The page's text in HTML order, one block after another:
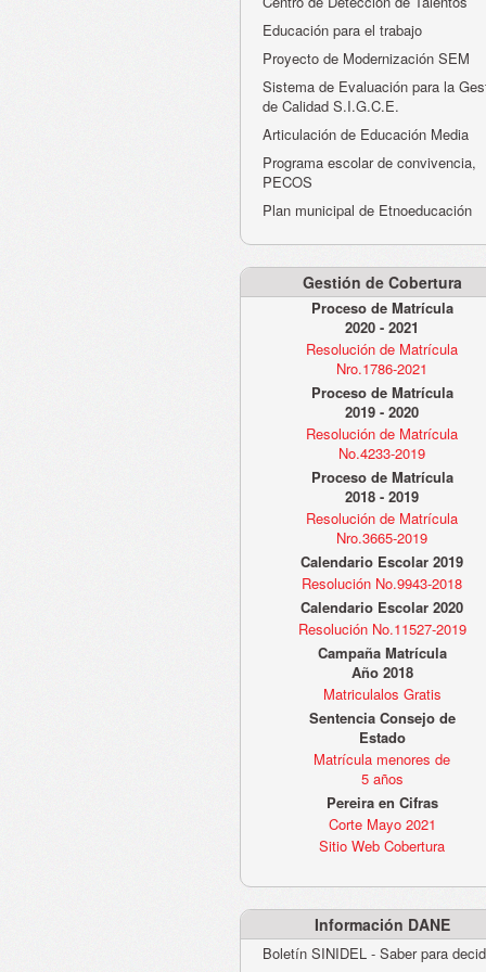
Educación para el trabajo
Proyecto de Modernización SEM
Sistema de Evaluación para la
de Calidad S.I.G.C.E.
Articulación de Educación Media
Programa escolar de convivencia,
PECOS
Plan municipal de Etnoeducación
Gestión de Cobertura
Proceso de Matrícula
2020 - 2021
Resolución de Matrícula
Nro.1786-2021
Proceso de Matrícula
2019 - 2020
Resolución de Matrícula
No.4233-2019
Proceso de Matrícula
2018 - 2019
Resolución de Matrícula
Nro.3665-2019
Calendario Escolar 2019
Resolución No.9943-2018
Calendario Escolar 2020
Resolución No.11527-2019
Campaña Matrícula
Año 2018
Matriculalos Gratis
Sentencia Consejo de
Estado
Matrícula menores de
5 años
Pereira en Cifras
Corte Mayo 2021
Sitio Web Cobertura
Información DANE
Boletín SINIDEL - Saber para